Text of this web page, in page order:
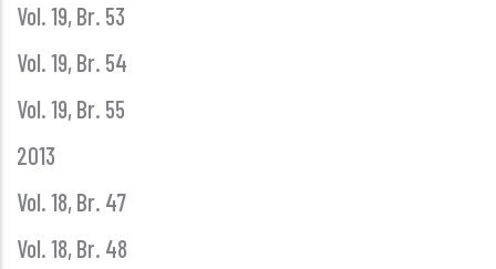
Vol. 19, Br. 53
Vol. 19, Br. 54
Vol. 19, Br. 55
2013
Vol. 18, Br. 47
Vol. 18, Br. 48